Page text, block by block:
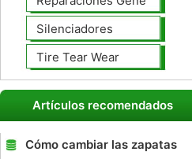
Silenciadores
Tire Tear Wear
Artículos recomendados
Cómo cambiar las zapatas